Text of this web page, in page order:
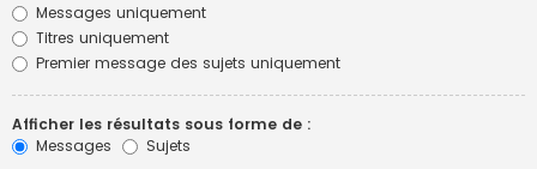
Messages uniquement
Titres uniquement
Premier message des sujets uniquement
Afficher les résultats sous forme de :
Messages
Sujets